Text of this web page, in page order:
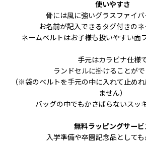
使いやすさ
骨には風に強いグラスファイバ
お名前が記入できるタグ付きのネ
ネームベルトはお子様も扱いやすい面
手元はカラビナ仕様
ランドセルに掛けることがで
（※袋のベルトを手元の中に入れて止め
ません）
バッグの中でもかさばらないスッ
無料ラッピングサービ
入学準備や卒園記念品としても